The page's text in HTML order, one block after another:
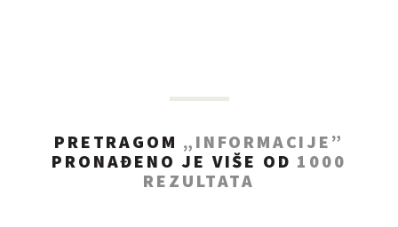
PRETRAGOM „INFORMACIJE”
PRONAĐENO JE VIŠE OD 1000
REZULTATA